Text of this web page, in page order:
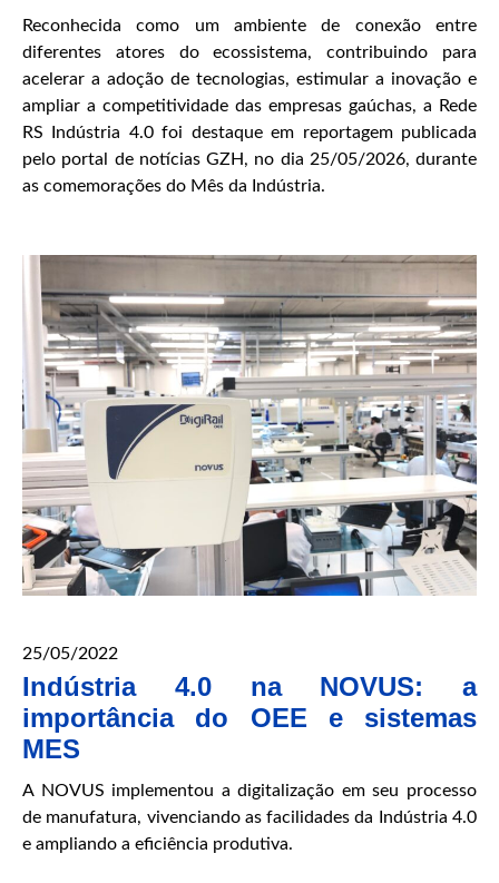
Reconhecida como um ambiente de conexão entre
diferentes atores do ecossistema, contribuindo para
acelerar a adoção de tecnologias, estimular a inovação e
ampliar a competitividade das empresas gaúchas, a Rede
RS Indústria 4.0 foi destaque em reportagem publicada
pelo portal de notícias GZH, no dia 25/05/2026, durante
as comemorações do Mês da Indústria.
25/05/2022
Indústria 4.0 na NOVUS: a
importância do OEE e sistemas
MES
A NOVUS implementou a digitalização em seu processo
de manufatura, vivenciando as facilidades da Indústria 4.0
e ampliando a eficiência produtiva.